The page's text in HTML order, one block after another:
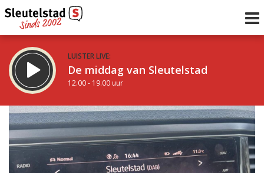
LUISTER LIVE:
De middag van Sleutelstad
12.00 - 19.00 uur
STRAKS:
De avond van Sleutelstad
19.00 - 22.00 uur
Vorig uur
uur 1 van 0 Volgend uur